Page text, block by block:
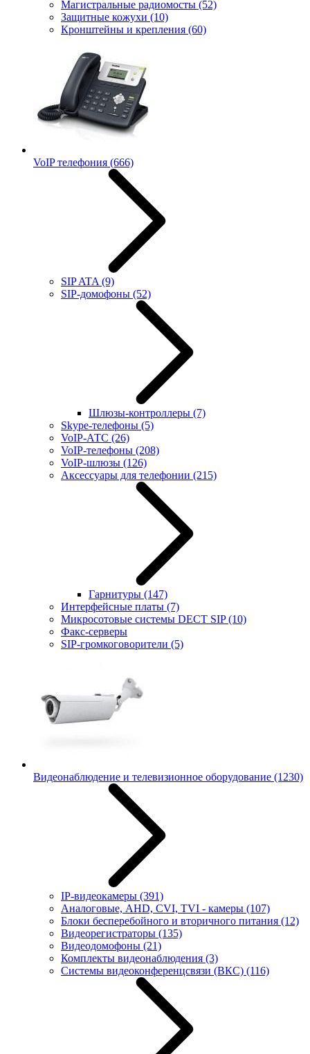
Магистральные радиомосты (52)
Защитные кожухи (10)
Кронштейны и крепления (60)
VoIP телефония (666)
SIP ATA (9)
SIP-домофоны (52)
Шлюзы-контроллеры (7)
Skype-телефоны (5)
VoIP-АТС (26)
VoIP-телефоны (208)
VoIP-шлюзы (126)
Аксессуары для телефонии (215)
Гарнитуры (147)
Интерфейсные платы (7)
Микросотовые системы DECT SIP(10)
Факс-серверы
SIP-громкоговорители (5)
Видеонаблюдение и телевизионное оборудование (1230)
IP-видеокамеры (391)
Аналоговые, AHD, CVI, TVI - камеры (107)
Блоки бесперебойного и вторичного питания (12)
Видеорегистраторы (135)
Видеодомофоны (21)
Комплекты видеонаблюдения (3)
Системы видеоконференцсвязи (ВКС) (116)